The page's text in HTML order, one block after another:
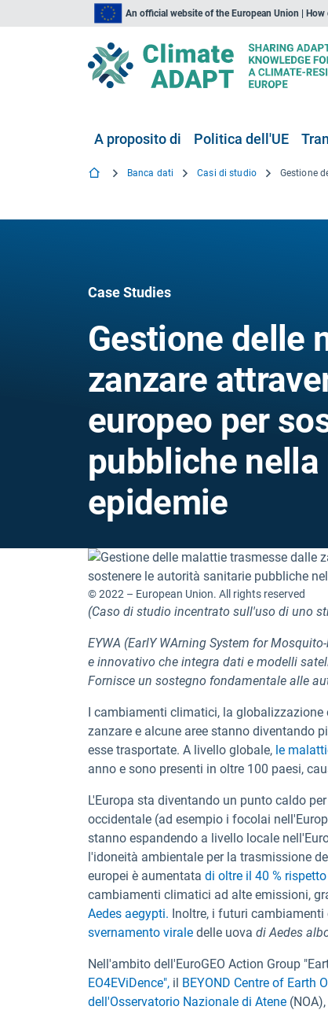
An official website of the European Union |
A proposito di Politica dell'UE
Banca dati Casi di studio
Case Studies
Gestione delle
zanzare
europeo per
pubbliche
epidemie
© 2022 – European Union. All rights reserved
(Caso di studio incentrato sull'uso di uno
EYWA (EarlY WArning System for
e innovativo che integra dati e modelli
Fornisce un sostegno fondamentale alle
I cambiamenti climatici, la
zanzare e alcune aree stanno diventando
esse trasportate. A livello globale, le
anno e sono presenti in oltre 100 paesi,
L'Europa sta diventando un punto caldo per
occidentale (ad esempio i focolai
stanno espandendo a livello locale
l'idoneità ambientale per la trasmissione
europei è aumentata di oltre il 40 %
cambiamenti climatici ad alte emissioni,
Aedes aegypti. Inoltre, i futuri
svernamento virale delle uova di Aedes
Nell'ambito dell'EuroGEO Action Group
EO4EViDence", il BEYOND Centre of Earth
dell'Osservatorio Nazionale di Atene